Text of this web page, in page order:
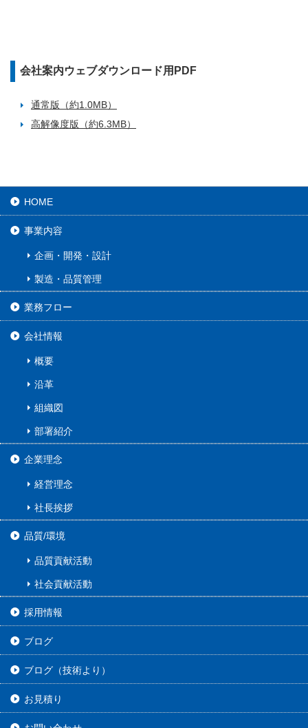
会社案内ウェブダウンロード用PDF
通常版（約1.0MB）
高解像度版（約6.3MB）
HOME
事業内容
企画・開発・設計
製造・品質管理
業務フロー
会社情報
概要
沿革
組織図
部署紹介
企業理念
経営理念
社長挨拶
品質/環境
品質貢献活動
社会貢献活動
採用情報
ブログ
ブログ（技術より）
お見積り